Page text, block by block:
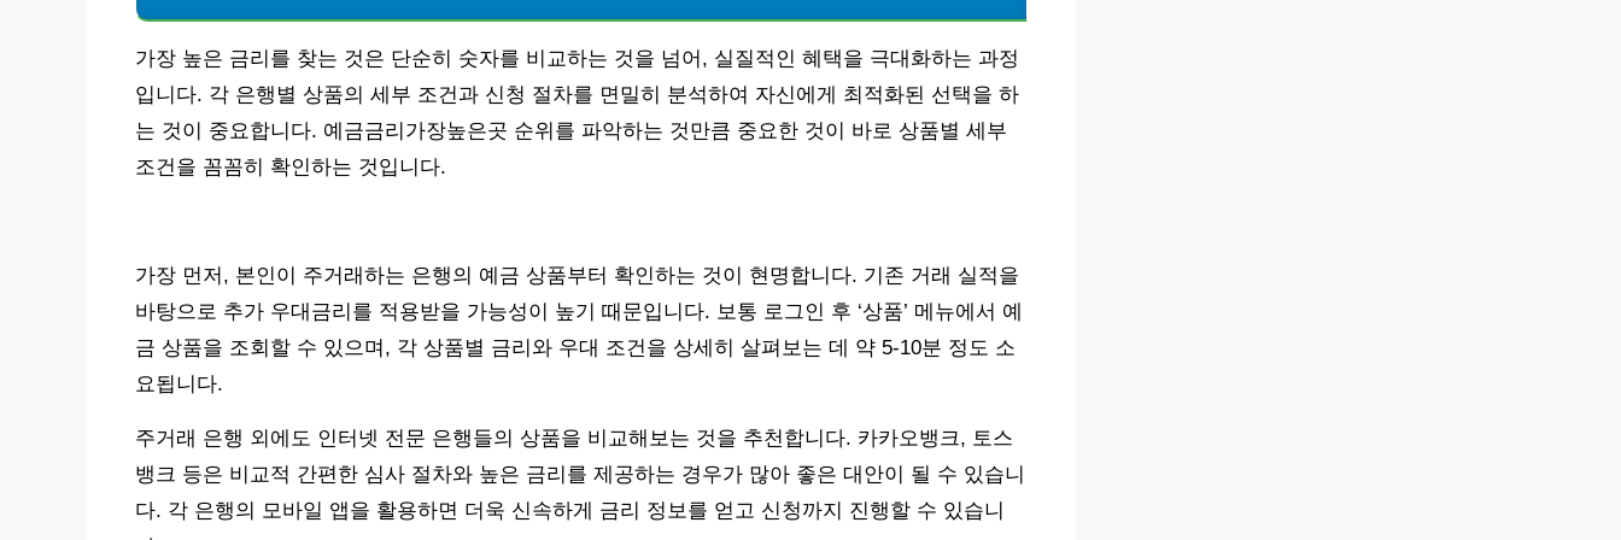
가장 높은 금리를 찾는 것은 단순히 숫자를 비교하는 것을 넘어, 실질적인 혜택을 극대화하는 과정
입니다. 각 은행별 상품의 세부 조건과 신청 절차를 면밀히 분석하여 자신에게 최적화된 선택을 하
는 것이 중요합니다. 예금금리가장높은곳 순위를 파악하는 것만큼 중요한 것이 바로 상품별 세부
조건을 꼼꼼히 확인하는 것입니다.
가장 먼저, 본인이 주거래하는 은행의 예금 상품부터 확인하는 것이 현명합니다. 기존 거래 실적을
바탕으로 추가 우대금리를 적용받을 가능성이 높기 때문입니다. 보통 로그인 후 ‘상품’ 메뉴에서 예
금 상품을 조회할 수 있으며, 각 상품별 금리와 우대 조건을 상세히 살펴보는 데 약 5-10분 정도 소
요됩니다.
주거래 은행 외에도 인터넷 전문 은행들의 상품을 비교해보는 것을 추천합니다. 카카오뱅크, 토스
뱅크 등은 비교적 간편한 심사 절차와 높은 금리를 제공하는 경우가 많아 좋은 대안이 될 수 있습니
다. 각 은행의 모바일 앱을 활용하면 더욱 신속하게 금리 정보를 얻고 신청까지 진행할 수 있습니